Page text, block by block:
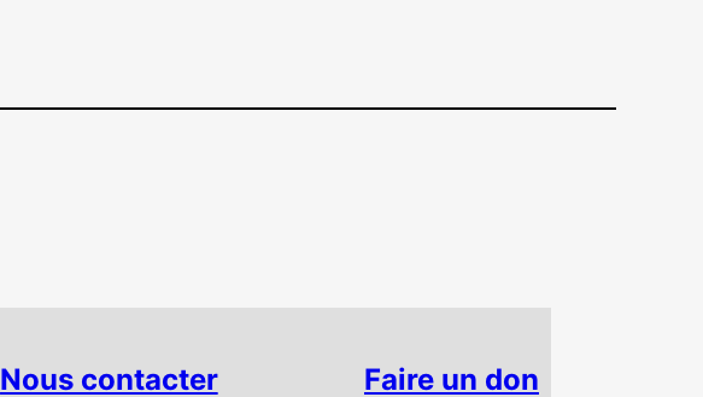
Nous contacter Faire un don